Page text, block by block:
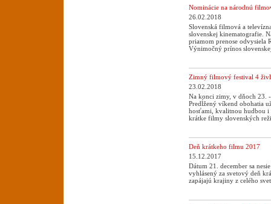
Nominácie na národnú
26.02.2018
Slovenská filmová a
slovenskej kinematografie.
priamom prenose odvysiela
Výnimočný prínos
Zimný filmový festival 4
23.02.2018
Na konci zimy, v dňoch 23.
Predĺžený víkend obohatia
hosťami, kvalitnou hudbou
krátke filmy slovenských
Deň krátkeho filmu 2017
15.12.2017
Dátum 21. december sa
vyhlásený za svetový deň
zapájajú krajiny z celého